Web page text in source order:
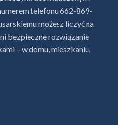
telefonu 662-869-
możesz liczyć na
bezpieczne rozwiązanie
– w domu, mieszkaniu,